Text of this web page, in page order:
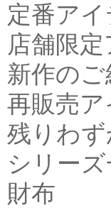
定番アイ
店舗限
新作のご
再販売ア
残りわ
シリーズ
財布